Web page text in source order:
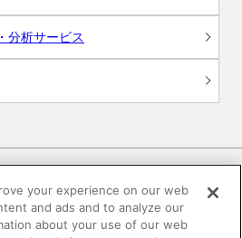
分析サービス
のWEBサイトについて
your experience on our web
and ads and to analyze our
about your use of our web